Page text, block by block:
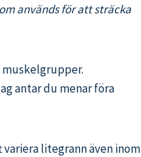
används för att sträcka
muskelgrupper.
antar du menar föra
litegrann även inom